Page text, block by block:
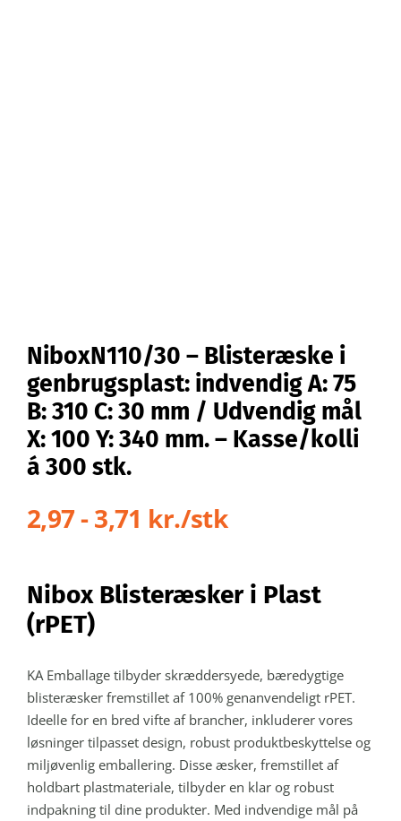
NiboxN110/30 – Blisteræske i
genbrugsplast: indvendig A: 75
B: 310 C: 30 mm / Udvendig mål
X: 100 Y: 340 mm. – Kasse/kolli
á 300 stk.
2,97 - 3,71 kr./stk
Nibox Blisteræsker i Plast
(rPET)
KA Emballage tilbyder skræddersyede, bæredygtige
blisteræsker fremstillet af 100% genanvendeligt rPET.
Ideelle for en bred vifte af brancher, inkluderer vores
løsninger tilpasset design, robust produktbeskyttelse og
miljøvenlig emballering. Disse æsker, fremstillet af
holdbart plastmateriale, tilbyder en klar og robust
indpakning til dine produkter. Med indvendige mål på